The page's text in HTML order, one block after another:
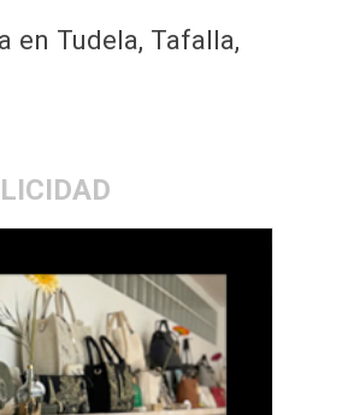
en Tudela, Tafalla,